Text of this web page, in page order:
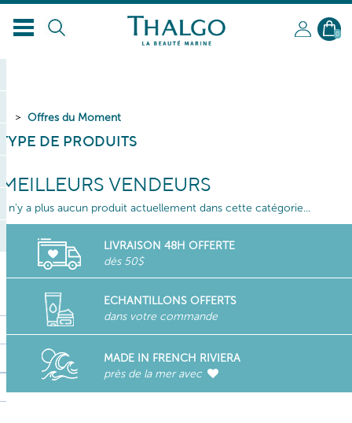
FR
0
Offres du Moment
TYPE DE PRODUITS
MEILLEURS VENDEURS
Il n'y a plus aucun produit actuellement dans cette catégorie...
LIVRAISON 48H OFFERTE
dès 50$
ECHANTILLONS OFFERTS
dans votre commande
MADE IN FRENCH RIVIERA
près de la mer avec